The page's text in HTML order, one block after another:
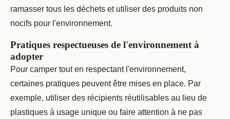
ramasser tous les déchets et utiliser des produits non
nocifs pour l'environnement.
Pratiques respectueuses de l'environnement à
adopter
Pour camper tout en respectant l'environnement,
certaines pratiques peuvent être mises en place. Par
exemple, utiliser des récipients réutilisables au lieu de
plastiques à usage unique ou faire attention à ne pas